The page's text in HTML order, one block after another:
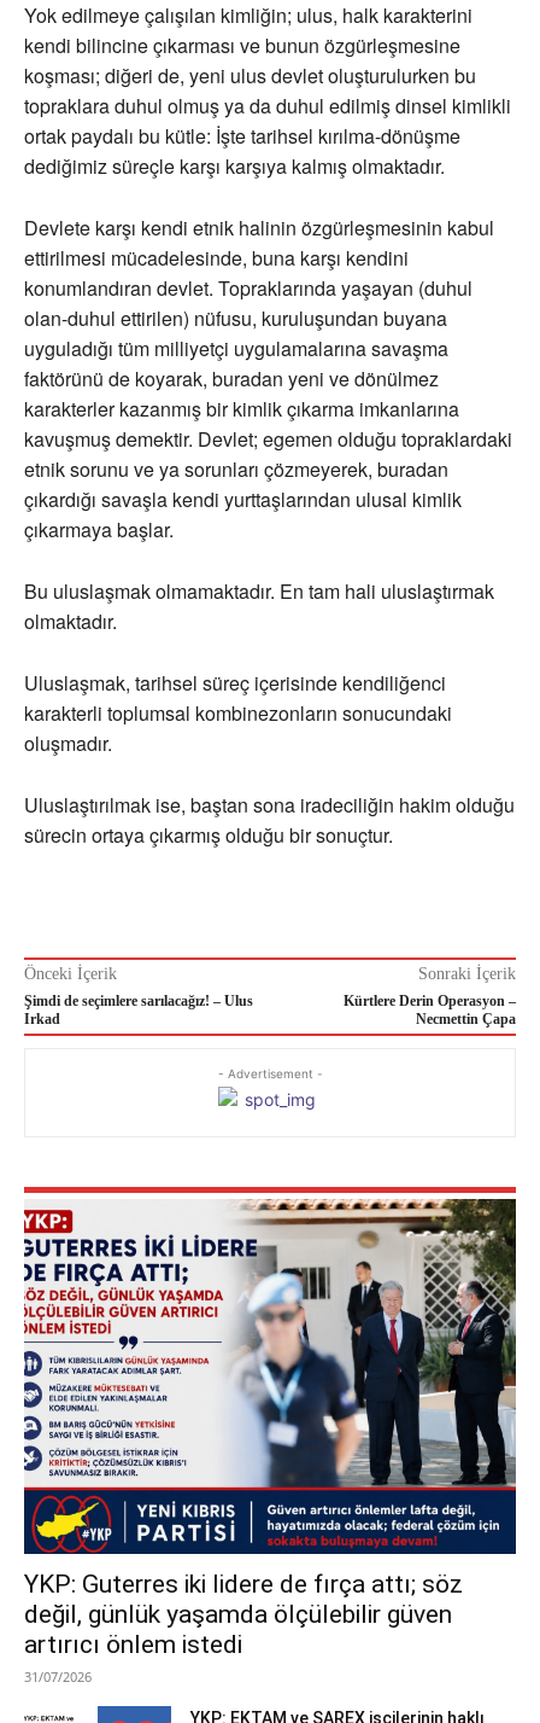
Yok edilmeye çalışılan kimliğin; ulus, halk karakterini
kendi bilincine çıkarması ve bunun özgürleşmesine
koşması; diğeri de, yeni ulus devlet oluşturulurken bu
topraklara duhul olmuş ya da duhul edilmiş dinsel kimlikli
ortak paydalı bu kütle: İşte tarihsel kırılma-dönüşme
dediğimiz süreçle karşı karşıya kalmış olmaktadır.
Devlete karşı kendi etnik halinin özgürleşmesinin kabul
ettirilmesi mücadelesinde, buna karşı kendini
konumlandıran devlet. Topraklarında yaşayan (duhul
olan-duhul ettirilen) nüfusu, kuruluşundan buyana
uyguladığı tüm milliyetçi uygulamalarına savaşma
faktörünü de koyarak, buradan yeni ve dönülmez
karakterler kazanmış bir kimlik çıkarma imkanlarına
kavuşmuş demektir. Devlet; egemen olduğu topraklardaki
etnik sorunu ve ya sorunları çözmeyerek, buradan
çıkardığı savaşla kendi yurttaşlarından ulusal kimlik
çıkarmaya başlar.
Bu uluslaşmak olmamaktadır. En tam hali uluslaştırmak
olmaktadır.
Uluslaşmak, tarihsel süreç içerisinde kendiliğenci
karakterli toplumsal kombinezonların sonucundaki
oluşmadır.
Uluslaştırılmak ise, baştan sona iradeciliğin hakim olduğu
sürecin ortaya çıkarmış olduğu bir sonuçtur.
Önceki İçerik
Şimdi de seçimlere sarılacağız! – Ulus
Irkad
Sonraki İçerik
Kürtlere Derin Operasyon –
Necmettin Çapa
- Advertisement -
YKP: Guterres iki lidere de fırça attı; söz
değil, günlük yaşamda ölçülebilir güven
artırıcı önlem istedi
31/07/2026
YKP: EKTAM ve SAREX işçilerinin haklı